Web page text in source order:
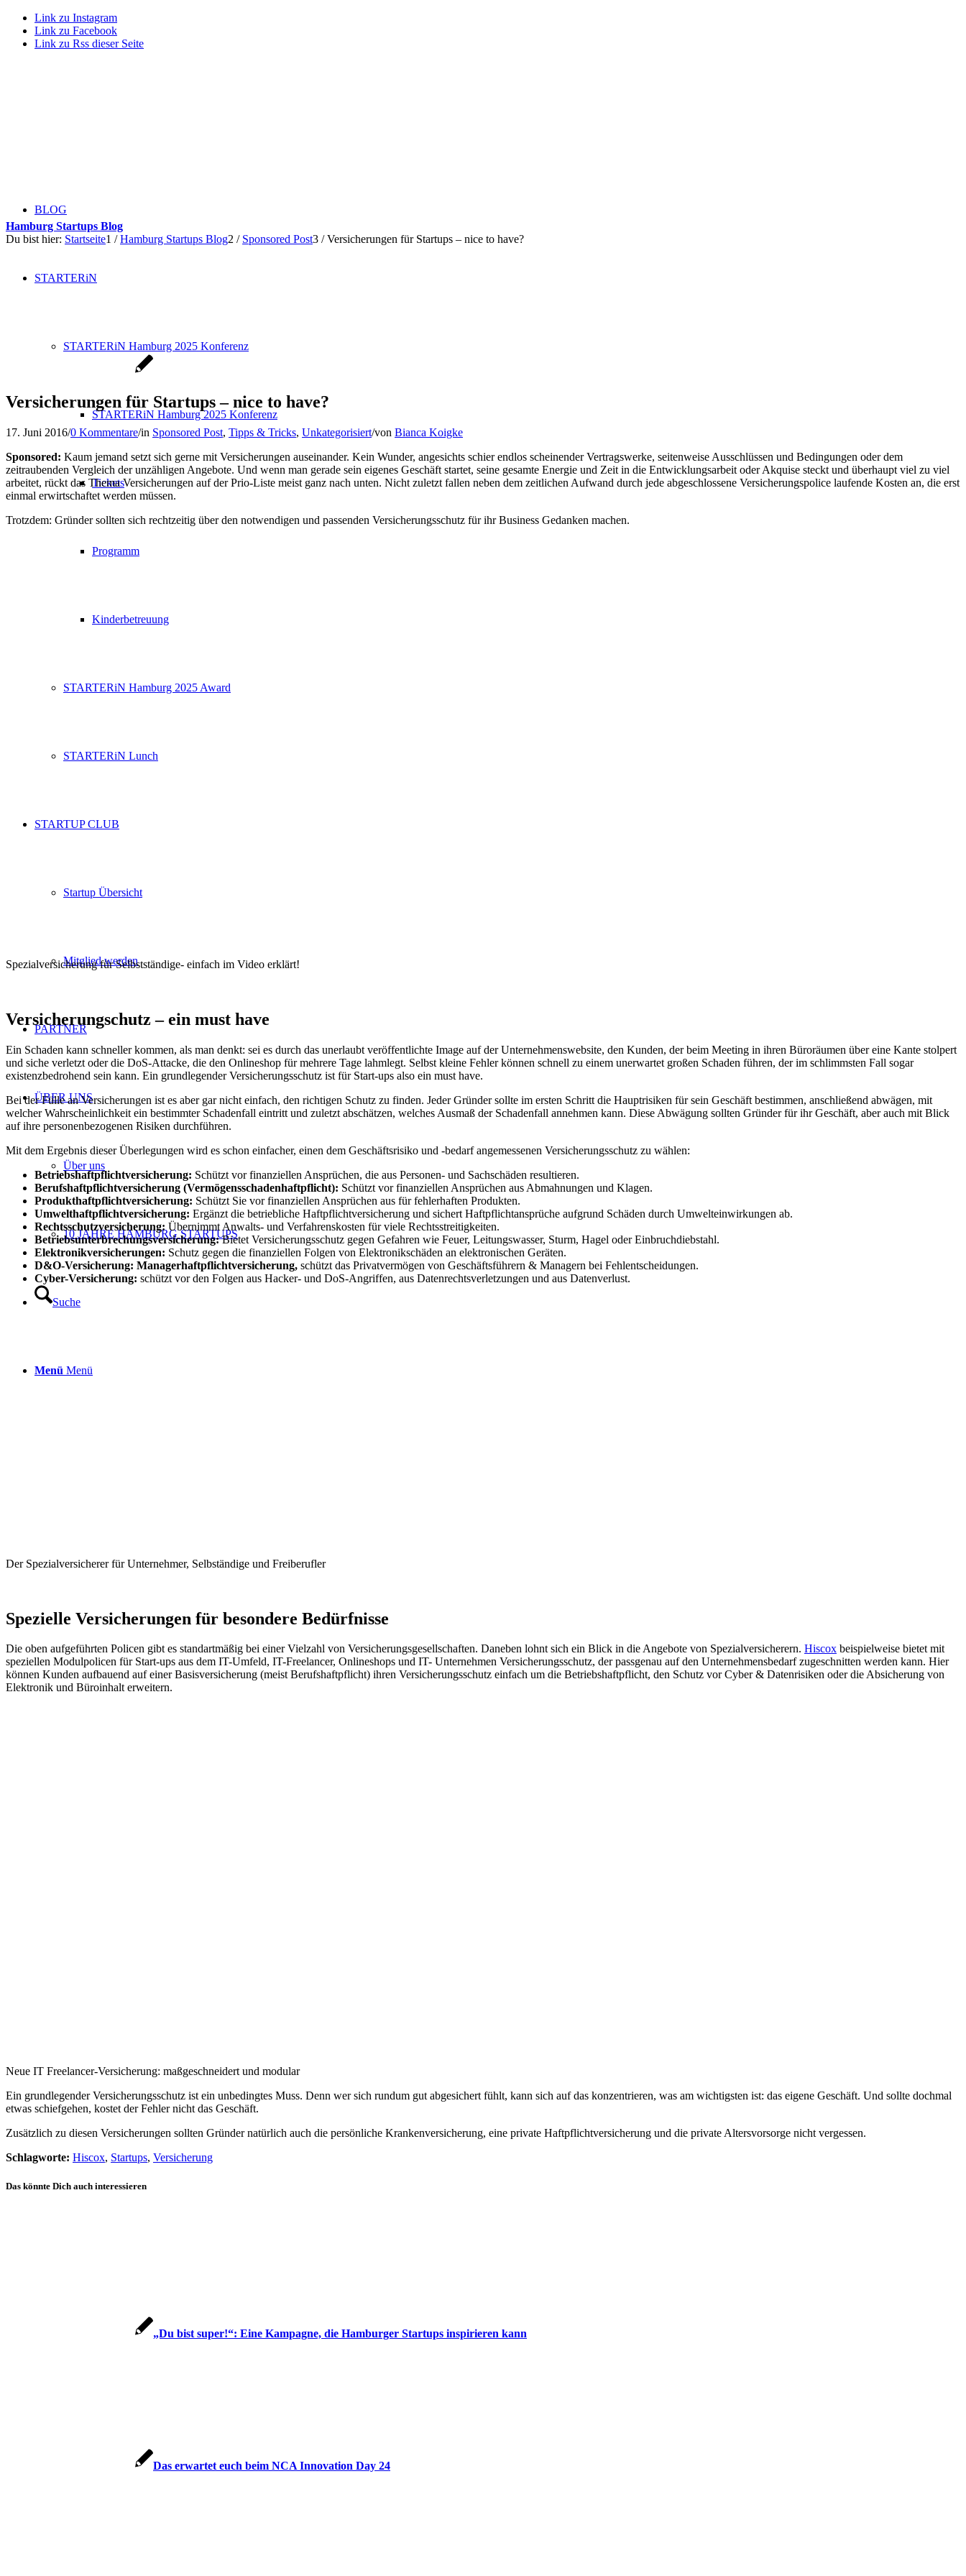
Link zu Instagram
Link zu Facebook
Link zu Rss dieser Seite
BLOG
STARTERiN
STARTERiN Hamburg 2025 Konferenz
STARTERiN Hamburg 2025 Konferenz
Tickets
Programm
Kinderbetreuung
STARTERiN Hamburg 2025 Award
STARTERiN Lunch
STARTUP CLUB
Startup Übersicht
Mitglied werden
PARTNER
ÜBER UNS
Über uns
10 JAHRE HAMBURG STARTUPS
Suche
Menü Menü
Hamburg Startups Blog
Du bist hier: Startseite1 / Hamburg Startups Blog2 / Sponsored Post3 / Versicherungen für Startups – nice to have?
Versicherungen für Startups – nice to have?
17. Juni 2016/0 Kommentare/in Sponsored Post, Tipps & Tricks, Unkategorisiert/von Bianca Koigke
Sponsored: Kaum jemand setzt sich gerne mit Versicherungen auseinander. Kein Wunder, angesichts schier endlos scheinender Vertragswerke, seitenweise Ausschlüssen und Bedingungen oder dem
zeitraubenden Vergleich der unzähligen Angebote. Und wenn man gerade sein eigenes Geschäft startet, seine gesamte Energie und Zeit in die Entwicklungsarbeit oder Akquise steckt und überhaupt viel zu viel
arbeitet, rückt das Thema Versicherungen auf der Prio-Liste meist ganz nach unten. Nicht zuletzt fallen neben dem zeitlichen Aufwand durch jede abgeschlossene Versicherungspolice laufende Kosten an, die erst
einmal erwirtschaftet werden müssen.
Trotzdem: Gründer sollten sich rechtzeitig über den notwendigen und passenden Versicherungsschutz für ihr Business Gedanken machen.
Spezialversicherung für Selbstständige- einfach im Video erklärt!
Versicherungschutz – ein must have
Ein Schaden kann schneller kommen, als man denkt: sei es durch das unerlaubt veröffentlichte Image auf der Unternehmenswebsite, den Kunden, der beim Meeting in ihren Büroräumen über eine Kante stolpert
und siche verletzt oder die DoS-Attacke, die den Onlineshop für mehrere Tage lahmlegt. Selbst kleine Fehler können schnell zu einem unerwartet großen Schaden führen, der im schlimmsten Fall sogar
existenzbedrohend sein kann. Ein grundlegender Versicherungsschutz ist für Start-ups also ein must have.
Bei der Fülle an Versicherungen ist es aber gar nicht einfach, den richtigen Schutz zu finden. Jeder Gründer sollte im ersten Schritt die Hauptrisiken für sein Geschäft bestimmen, anschließend abwägen, mit
welcher Wahrscheinlichkeit ein bestimmter Schadenfall eintritt und zuletzt abschätzen, welches Ausmaß der Schadenfall annehmen kann. Diese Abwägung sollten Gründer für ihr Geschäft, aber auch mit Blick
auf ihre personenbezogenen Risiken durchführen.
Mit dem Ergebnis dieser Überlegungen wird es schon einfacher, einen dem Geschäftsrisiko und -bedarf angemessenen Versicherungsschutz zu wählen:
Betriebshaftpflichtversicherung: Schützt vor finanziellen Ansprüchen, die aus Personen- und Sachschäden resultieren.
Berufshaftpflichtversicherung (Vermögensschadenhaftpflicht): Schützt vor finanziellen Ansprüchen aus Abmahnungen und Klagen.
Produkthaftpflichtversicherung: Schützt Sie vor finanziellen Ansprüchen aus für fehlerhaften Produkten.
Umwelthaftpflichtversicherung: Ergänzt die betriebliche Haftpflichtversicherung und sichert Haftpflichtansprüche aufgrund Schäden durch Umwelteinwirkungen ab.
Rechtsschutzversicherung: Übernimmt Anwalts- und Verfahrens­kosten für viele Rechts­streitig­keiten.
Betriebsunterbrechungsversicherung:Bietet Versicherungsschutz gegen Gefahren wie Feuer, Leitungswasser, Sturm, Hagel oder Einbruchdiebstahl.
Elektronikversicherungen: Schutz gegen die finanziellen Folgen von Elektronikschäden an elektronischen Geräten.
D&O-Versicherung: Managerhaftpflichtversicherung, schützt das Privatvermögen von Geschäftsführern & Managern bei Fehlentscheidungen.
Cyber-Versicherung: schützt vor den Folgen aus Hacker- und DoS-Angriffen, aus Datenrechtsverletzungen und aus Datenverlust.
Der Spezialversicherer für Unternehmer, Selbständige und Freiberufler
Spezielle Versicherungen für besondere Bedürfnisse
Die oben aufgeführten Policen gibt es standartmäßig bei einer Vielzahl von Versicherungsgesellschaften. Daneben lohnt sich ein Blick in die Angebote von Spezialversicherern. Hiscox beispielweise bietet mit
speziellen Modulpolicen für Start-ups aus dem IT-Umfeld, IT-Freelancer, Onlineshops und IT- Unternehmen Versicherungsschutz, der passgenau auf den Unternehmensbedarf zugeschnitten werden kann. Hier
können Kunden aufbauend auf einer Basisversicherung (meist Berufshaftpflicht) ihren Versicherungsschutz einfach um die Betriebshaftpflicht, den Schutz vor Cyber & Datenrisiken oder die Absicherung von
Elektronik und Büroinhalt erweitern.
Neue IT Freelancer-Versicherung: maßgeschneidert und modular
Ein grundlegender Versicherungsschutz ist ein unbedingtes Muss. Denn wer sich rundum gut abgesichert fühlt, kann sich auf das konzentrieren, was am wichtigsten ist: das eigene Geschäft. Und sollte dochmal
etwas schiefgehen, kostet der Fehler nicht das Geschäft.
Zusätzlich zu diesen Versicherungen sollten Gründer natürlich auch die persönliche Krankenversicherung, eine private Haftpflichtversicherung und die private Altersvorsorge nicht vergessen.
Schlagworte: Hiscox, Startups, Versicherung
Das könnte Dich auch interessieren
„Du bist super!“: Eine Kampagne, die Hamburger Startups inspirieren kann
Das erwartet euch beim NCA Innovation Day 24